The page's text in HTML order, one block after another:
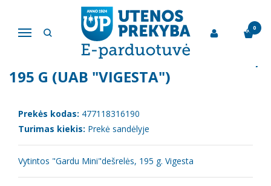
Navigacija
0
Mėsos gaminiai
Vytintos "Gardu Mini"dešrelės, 195 g (UAB "Vigesta")
VYTINTOS "GARDU MINI"DEŠRELĖS,
195 G (UAB "VIGESTA")
Prekės kodas: 477118316190
Turimas kiekis: Prekė sandėlyje
Vytintos "Gardu Mini"dešrelės, 195 g. Vigesta